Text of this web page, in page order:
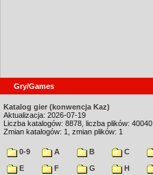
Gry/Games
Katalog gier (konwencja Kaz)
Aktualizacja: 2026-07-19
Liczba katalogów: 8878, liczba plików: 40040
Zmian katalogów: 1, zmian plików: 1
0-9 A B C
E
F G H